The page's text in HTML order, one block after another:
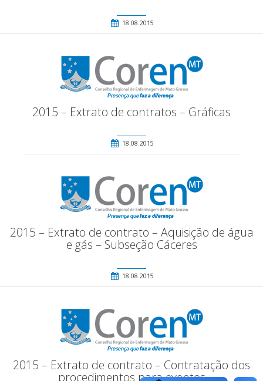
18.08.2015
2015 – Extrato de contratos – Gráficas
18.08.2015
2015 – Extrato de contrato – Aquisição de água
e gás – Subseção Cáceres
18.08.2015
2015 – Extrato de contrato – Contratação dos
procedimentos para eventos